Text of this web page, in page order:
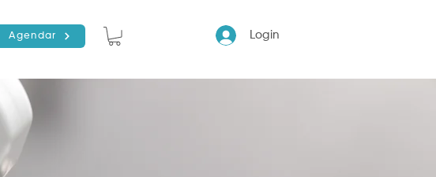
Agendar Login